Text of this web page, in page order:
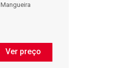
Mangueira
Ver preço